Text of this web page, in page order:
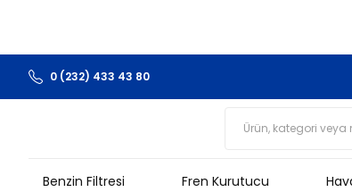
0 (232) 433 43 80
Benzin Filtresi Fren Kurutucu